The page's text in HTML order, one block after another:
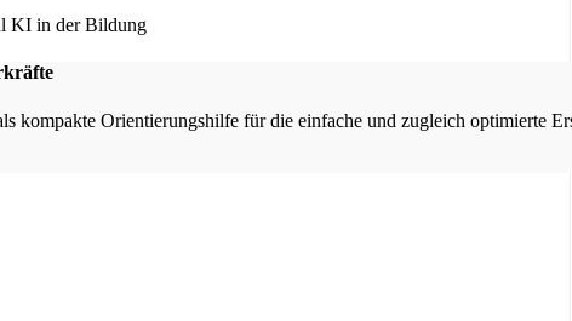
kompakte Orientierungshilfe für die einfache und zugleich optimierte